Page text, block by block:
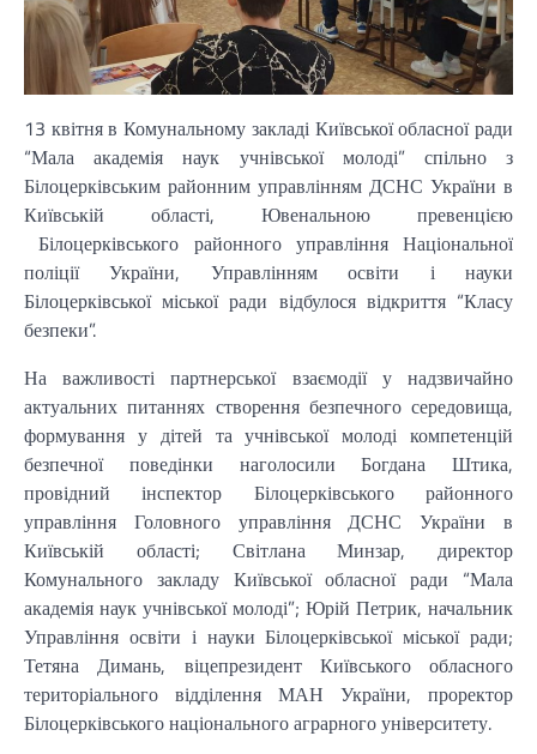
13 квітня в Комунальному закладі Київської обласної ради
“Мала академія наук учнівської молоді” спільно з
Білоцерківським районним управлінням ДСНС України в
Київській області, Ювенальною превенцією
Білоцерківського районного управління Національної
поліції України, Управлінням освіти і науки
Білоцерківської міської ради відбулося відкриття “Класу
безпеки”.
На важливості партнерської взаємодії у надзвичайно
актуальних питаннях створення безпечного середовища,
формування у дітей та учнівської молоді компетенцій
безпечної поведінки наголосили Богдана Штика,
провідний інспектор Білоцерківського районного
управління Головного управління ДСНС України в
Київській області; Світлана Минзар, директор
Комунального закладу Київської обласної ради “Мала
академія наук учнівської молоді”; Юрій Петрик, начальник
Управління освіти і науки Білоцерківської міської ради;
Тетяна Димань, віцепрезидент Київського обласного
територіального відділення МАН України, проректор
Білоцерківського національного аграрного університету.